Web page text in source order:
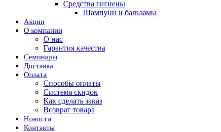
Средства гигиены
Шампуни и бальзамы
Акции
О компании
О нас
Гарантия качества
Семинары
Доставка
Оплата
Способы оплаты
Система скидок
Как сделать заказ
Возврат товара
Новости
Контакты